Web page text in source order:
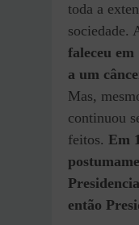
toda a
sociedade.
faleceu em
a um
Mas,
continuou
feitos. Em
então